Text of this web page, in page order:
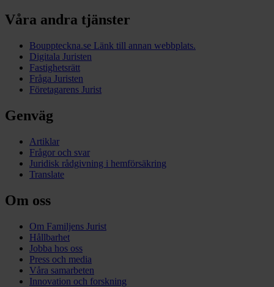
Våra andra tjänster
Bouppteckna.se Länk till annan webbplats.
Digitala Juristen
Fastighetsrätt
Fråga Juristen
Företagarens Jurist
Genväg
Artiklar
Frågor och svar
Juridisk rådgivning i hemförsäkring
Translate
Om oss
Om Familjens Jurist
Hållbarhet
Jobba hos oss
Press och media
Våra samarbeten
Innovation och forskning